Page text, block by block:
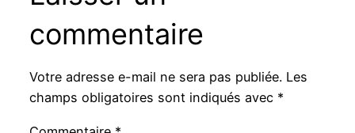
commentaire
Votre adresse e-mail ne sera pas publiée. Les
champs obligatoires sont indiqués avec *